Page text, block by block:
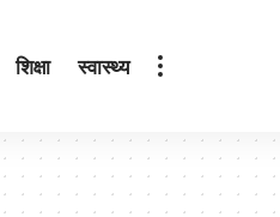
शिक्षा स्वास्थ्य